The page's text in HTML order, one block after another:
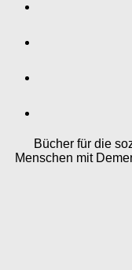
Bücher für die
Menschen mit